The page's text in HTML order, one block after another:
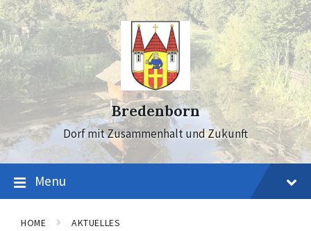
Skip
to
content
Skip
to
main
navigation
Skip
to
footer
Bredenborn
Dorf mit Zusammenhalt und Zukunft
Menu
HOME AKTUELLES